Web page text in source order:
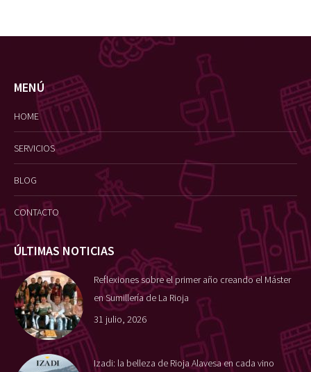
MENÚ
HOME
SERVICIOS
BLOG
CONTACTO
ÚLTIMAS NOTICIAS
Reflexiones sobre el primer año creando el Máster
en Sumillería de La Rioja
31 julio, 2026
Izadi: la belleza de Rioja Alavesa en cada vino